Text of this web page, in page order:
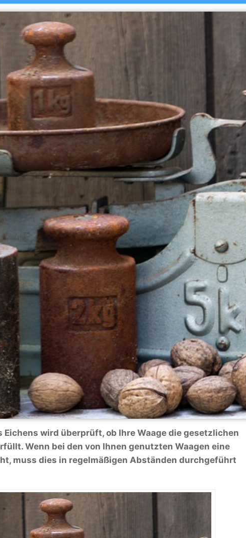
Eichens wird überprüft, ob Ihre Waage die gesetzlichen
Wenn bei den von Ihnen genutzten Waagen eine
muss dies in regelmäßigen Abständen durchgeführt